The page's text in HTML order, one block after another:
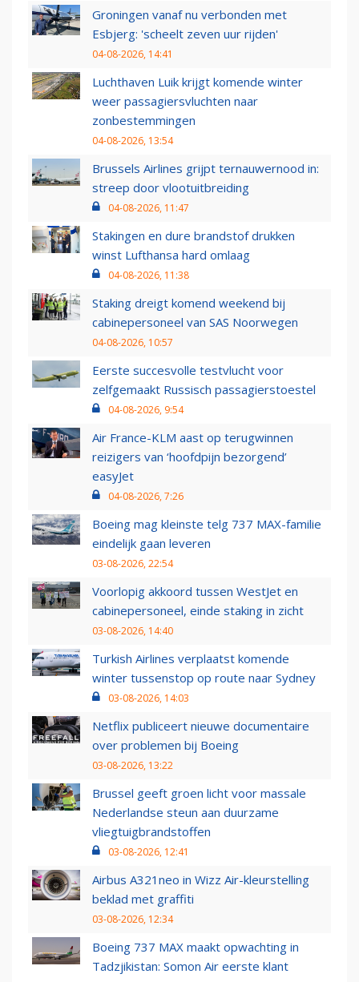
Groningen vanaf nu verbonden met
Esbjerg: 'scheelt zeven uur rijden'
04-08-2026, 14:41
Luchthaven Luik krijgt komende winter
weer passagiersvluchten naar
zonbestemmingen
04-08-2026, 13:54
Brussels Airlines grijpt ternauwernood in:
streep door vlootuitbreiding
04-08-2026, 11:47
Stakingen en dure brandstof drukken
winst Lufthansa hard omlaag
04-08-2026, 11:38
Staking dreigt komend weekend bij
cabinepersoneel van SAS Noorwegen
04-08-2026, 10:57
Eerste succesvolle testvlucht voor
zelfgemaakt Russisch passagierstoestel
04-08-2026, 9:54
Air France-KLM aast op terugwinnen
reizigers van ‘hoofdpijn bezorgend’
easyJet
04-08-2026, 7:26
Boeing mag kleinste telg 737 MAX-familie
eindelijk gaan leveren
03-08-2026, 22:54
Voorlopig akkoord tussen WestJet en
cabinepersoneel, einde staking in zicht
03-08-2026, 14:40
Turkish Airlines verplaatst komende
winter tussenstop op route naar Sydney
03-08-2026, 14:03
Netflix publiceert nieuwe documentaire
over problemen bij Boeing
03-08-2026, 13:22
Brussel geeft groen licht voor massale
Nederlandse steun aan duurzame
vliegtuigbrandstoffen
03-08-2026, 12:41
Airbus A321neo in Wizz Air-kleurstelling
beklad met graffiti
03-08-2026, 12:34
Boeing 737 MAX maakt opwachting in
Tadzjikistan: Somon Air eerste klant